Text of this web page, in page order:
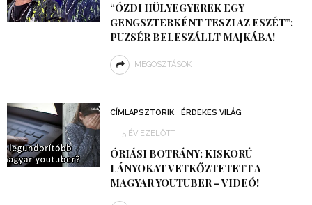
“ÓZDI HÜLYEGYEREK EGY
GENGSZTERKÉNT TESZI AZ ESZÉT”:
PUZSÉR BELESZÁLLT MAJKÁBA!
MEGOSZTÁSOK
CÍMLAPSZTORIK ÉRDEKES VILÁG
5 ÉV EZELŐTT
ÓRIÁSI BOTRÁNY: KISKORÚ
LÁNYOKAT VETKŐZTETETT A
MAGYAR YOUTUBER – VIDEÓ!